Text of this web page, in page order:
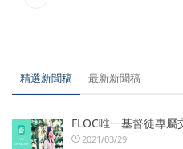
精選新聞稿 最新新聞稿
FLOC唯一基督徒專
2021/03/29